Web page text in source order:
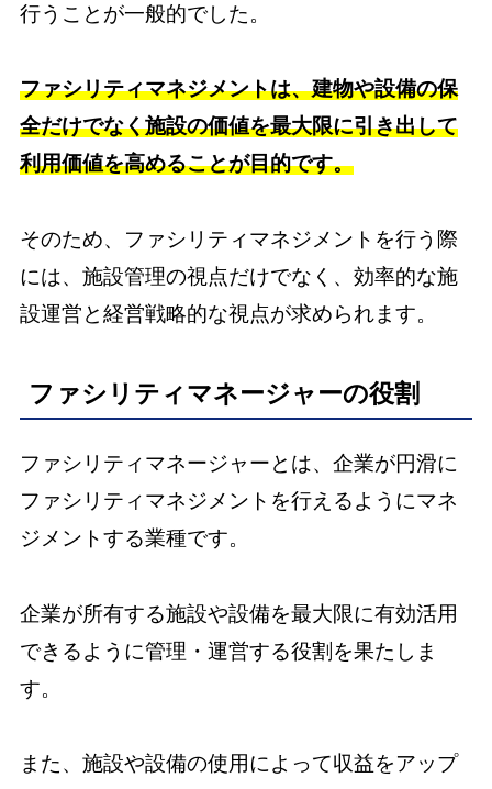
行うことが一般的でした。
ファシリティマネジメントは、建物や設備の保
全だけでなく施設の価値を最大限に引き出して
利用価値を高めることが目的です。
そのため、ファシリティマネジメントを行う際
には、施設管理の視点だけでなく、効率的な施
設運営と経営戦略的な視点が求められます。
ファシリティマネージャーの役割
ファシリティマネージャーとは、企業が円滑に
ファシリティマネジメントを行えるようにマネ
ジメントする業種です。
企業が所有する施設や設備を最大限に有効活用
できるように管理・運営する役割を果たしま
す。
また、施設や設備の使用によって収益をアップ